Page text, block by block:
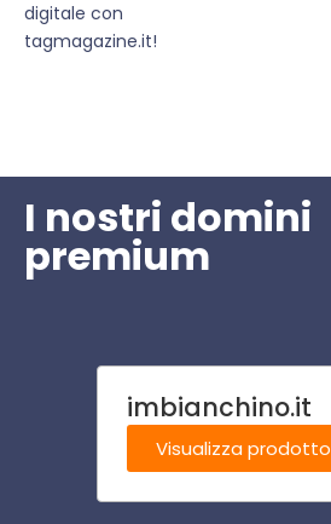
digitale con
tagmagazine.it!
I nostri domini
premium
imbianchino.it
Visualizza prodotto